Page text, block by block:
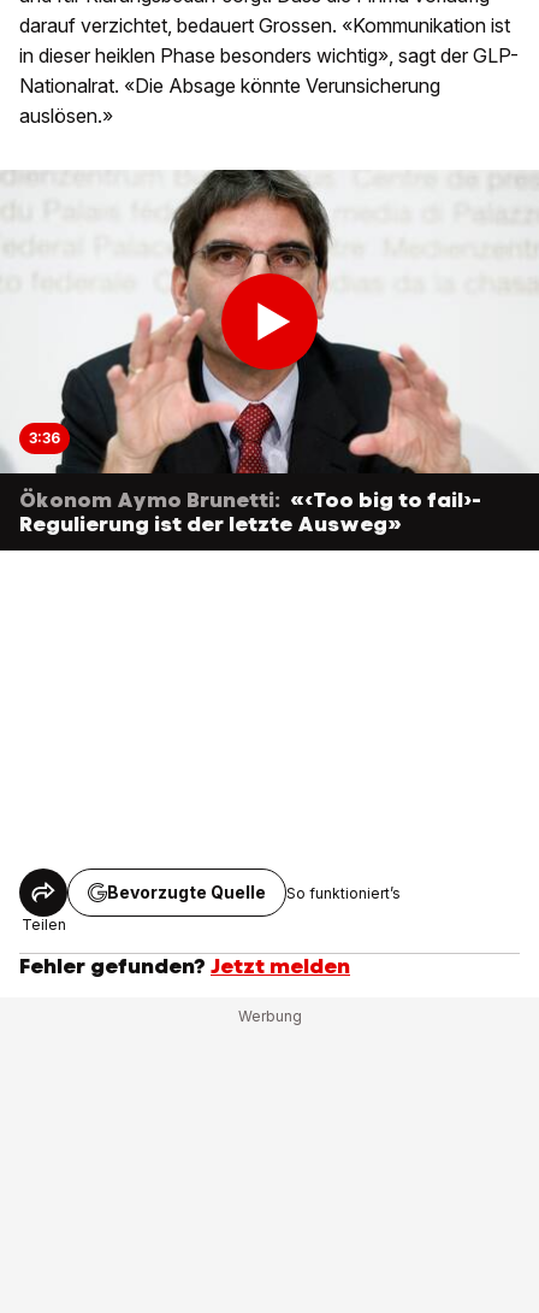
darauf verzichtet, bedauert Grossen. «Kommunikation ist
in dieser heiklen Phase besonders wichtig», sagt der GLP-
Nationalrat. «Die Absage könnte Verunsicherung
auslösen.»
3:36
Ökonom Aymo Brunetti: «‹Too big to fail›-
Regulierung ist der letzte Ausweg»
Teilen
Bevorzugte Quelle So funktioniert’s
Fehler gefunden? Jetzt melden